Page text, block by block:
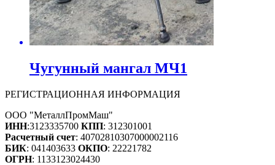
Чугунный мангал МЧ1
РЕГИСТРАЦИОННАЯ ИНФОРМАЦИЯ
ООО "МеталлПромМаш"
ИНН:3123335700 КПП: 312301001
Расчетный счет: 40702810307000002116
БИК: 041403633 ОКПО: 22221782
ОГРН: 1133123024430